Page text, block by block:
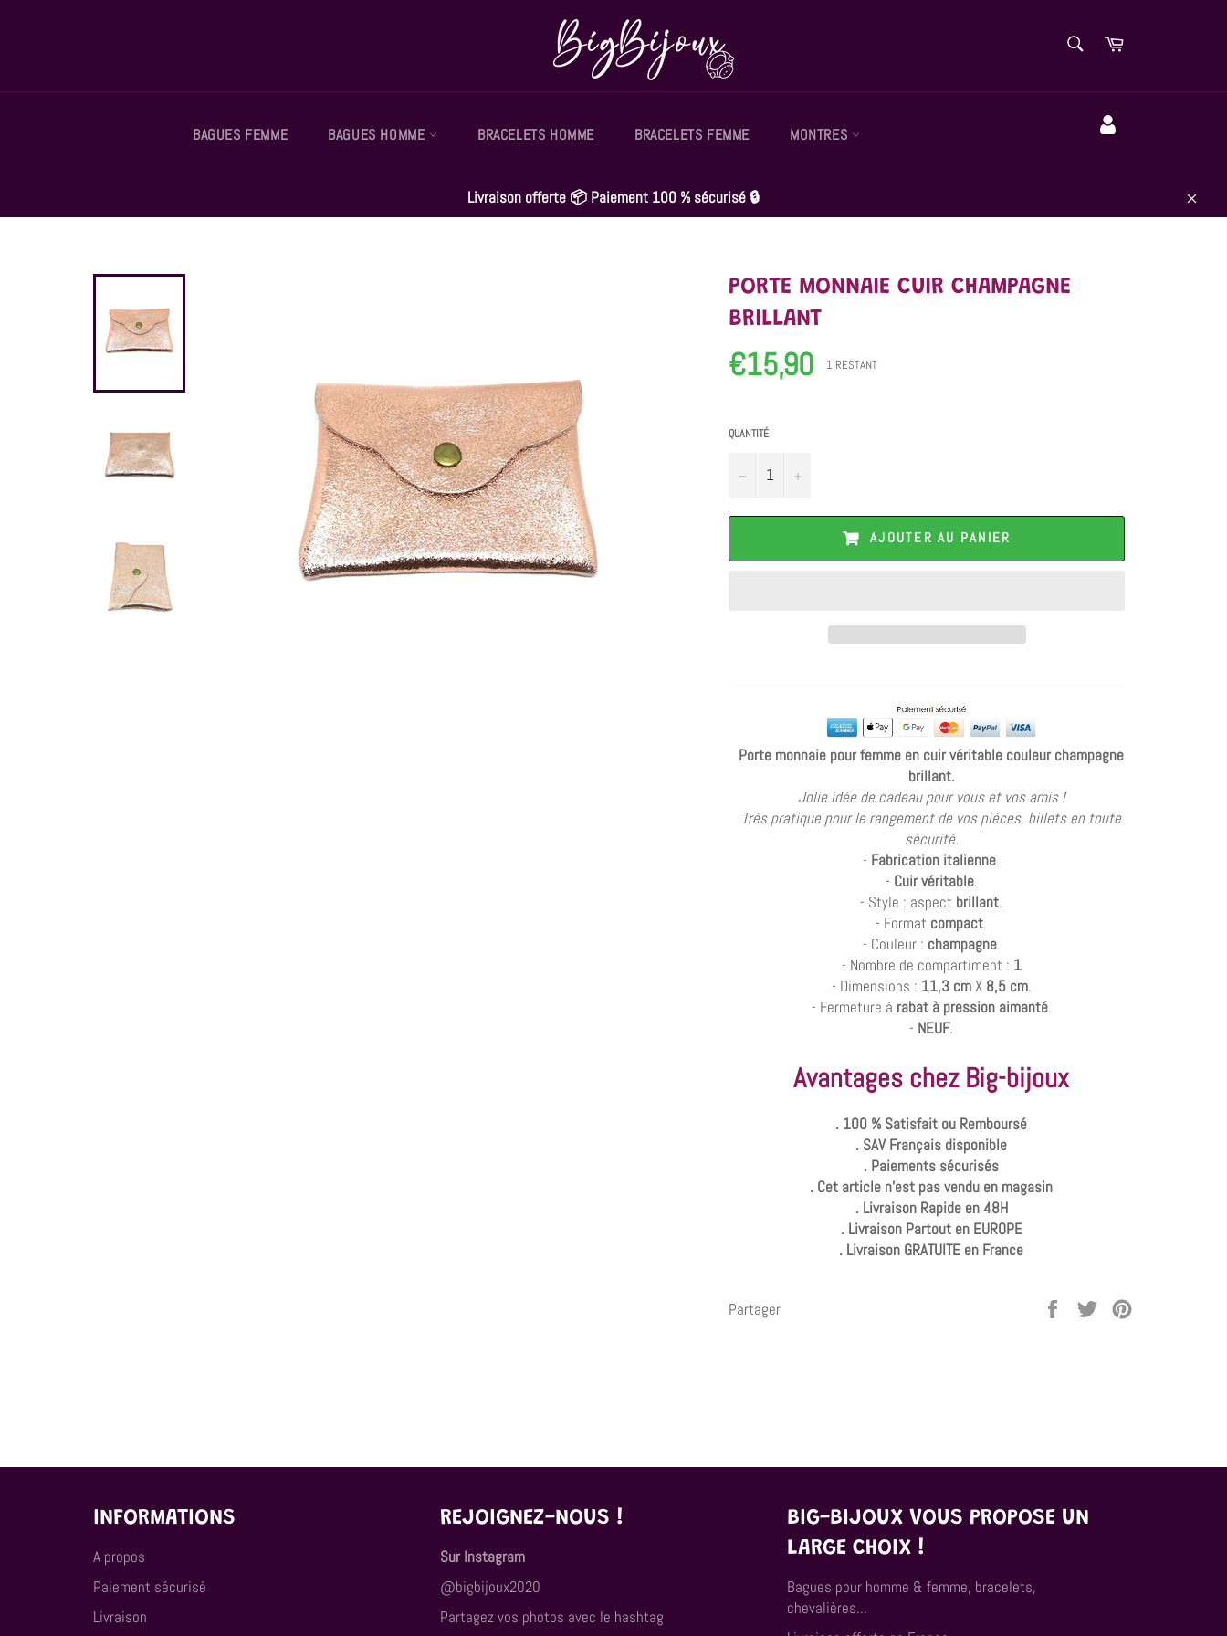
Panier
BAGUES FEMME BAGUES HOMME BRACELETS HOMME BRACELETS FEMME MONTRES
Livraison offerte 📦 Paiement 100 % sécurisé 🔒
Close
PORTE MONNAIE CUIR CHAMPAGNE
BRILLANT
Prix
régulier
€15,90 1 RESTANT
QUANTITÉ
− +
AJOUTER AU PANIER
Porte monnaie pour femme en cuir véritable couleur champagne
brillant.
Jolie idée de cadeau pour vous et vos amis !
Très pratique pour le rangement de vos pièces, billets en toute
sécurité.
- Fabrication italienne.
- Cuir véritable.
- Style : aspect brillant.
- Format compact.
- Couleur : champagne.
- Nombre de compartiment : 1
- Dimensions : 11,3 cmX 8,5 cm.
- Fermeture à rabat à pression aimanté.
- NEUF.
Avantages chez Big-bijoux
. 100 % Satisfait ou Remboursé
. SAV Français disponible
. Paiements sécurisés
. Cet article n'est pas vendu en magasin
. Livraison Rapide en 48H
. Livraison Partout en EUROPE
. Livraison GRATUITE en France
Partager
PartagerTweeter
INFORMATIONS
A propos
Paiement sécurisé
Livraison
REJOIGNEZ-NOUS !
Sur Instagram
@bigbijoux2020
Partagez vos photos avec le hashtag
BIG-BIJOUX VOUS PROPOSE UN
LARGE CHOIX !
Bagues pour homme & femme, bracelets,
chevalières...